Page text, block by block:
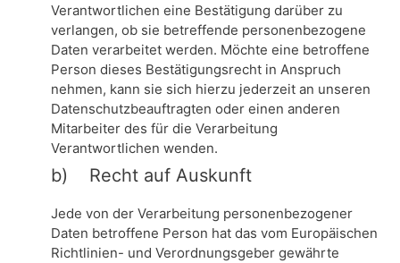
Verantwortlichen eine Bestätigung darüber zu
verlangen, ob sie betreffende personenbezogene
Daten verarbeitet werden. Möchte eine betroffene
Person dieses Bestätigungsrecht in Anspruch
nehmen, kann sie sich hierzu jederzeit an unseren
Datenschutzbeauftragten oder einen anderen
Mitarbeiter des für die Verarbeitung
Verantwortlichen wenden.
b) Recht auf Auskunft
Jede von der Verarbeitung personenbezogener
Daten betroffene Person hat das vom Europäischen
Richtlinien- und Verordnungsgeber gewährte